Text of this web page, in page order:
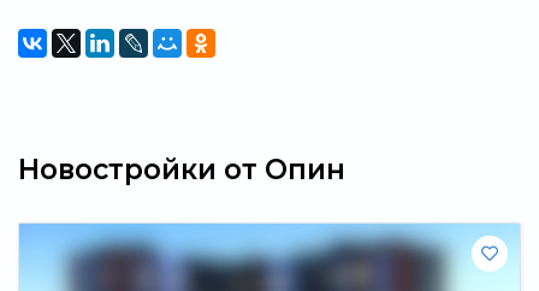
Новостройки от Опин